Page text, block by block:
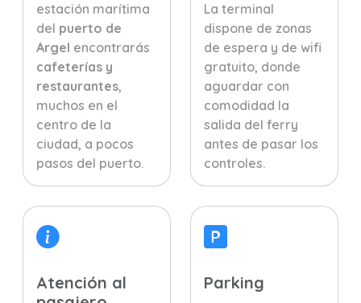
estación marítima
del puerto de
Argel encontrarás
cafeterías y
restaurantes,
muchos en el
centro de la
ciudad, a pocos
pasos del puerto.
La terminal
dispone de zonas
de espera y de wifi
gratuito, donde
aguardar con
comodidad la
salida del ferry
antes de pasar los
controles.
Atención al
Parking